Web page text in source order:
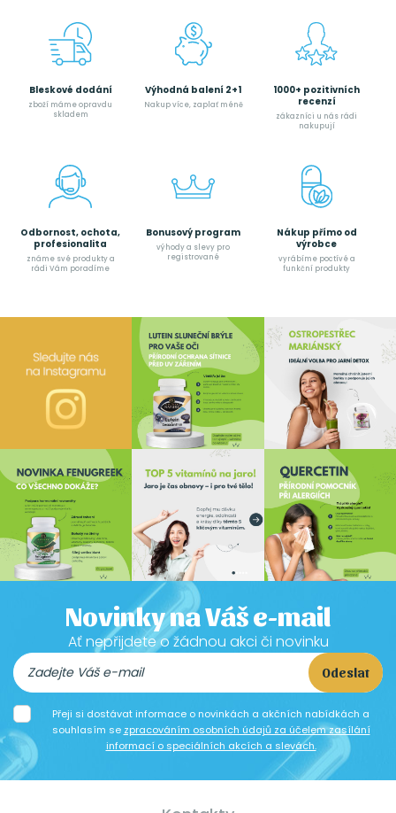
Bleskové dodání
zboží máme opravdu
skladem
Výhodná balení 2+1
Nakup více, zaplať méně
1000+ pozitivních
recenzí
zákazníci u nás rádi
nakupují
Odbornost, ochota,
profesionalita
známe své produkty a
rádi Vám poradíme
Bonusový program
výhody a slevy pro
registrované
Nákup přímo od
výrobce
vyrábíme poctívé a
funkční produkty
Novinky na Váš e-mail
Ať nepřijdete o žádnou akci či novinku
Odeslat
Přeji si dostávat informace o novinkách a akčních nabídkách a
souhlasím se zpracováním osobních údajů za účelem zasílání
informací o speciálních akcích a slevách.